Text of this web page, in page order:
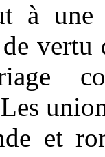
à une
vertu
et